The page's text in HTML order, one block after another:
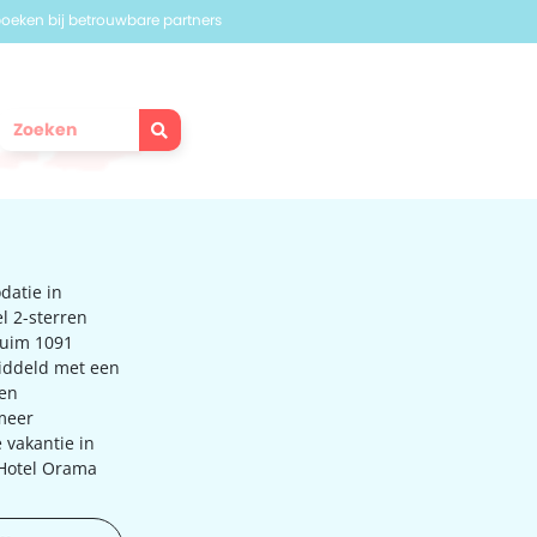
bij betrouwbare partners
in
2-sterren
1091
met een
vakantie in
Orama